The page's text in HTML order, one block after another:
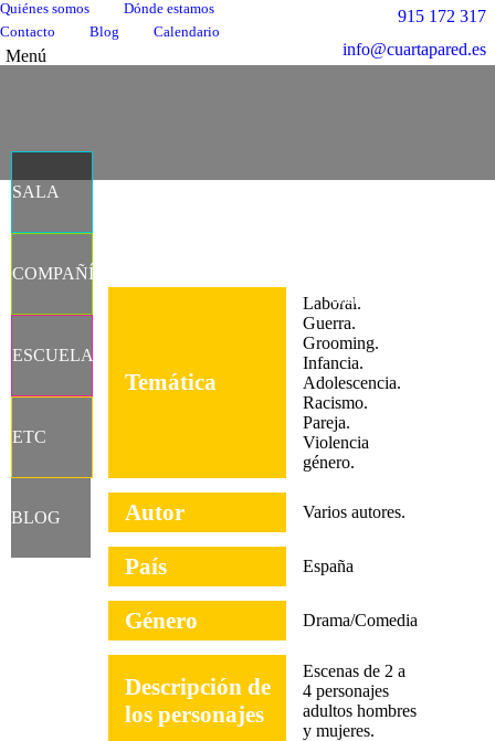
Quiénes somos
Dónde estamos
Contacto
Blog Calendario
Menú
915 172 317
info@cuartapared.es
SALA
COMPAÑÍA
ESCUELA
ETC
BLOG
CALENDAR
Facebook
se
en
nueva
X
página
se
en
página
una
página
una
página
una
Temática
Laboral.
Guerra.
Grooming.
Infancia.
Adolescencia.
Racismo.
Pareja.
Violencia
género.
Autor Varios autores.
País España
Género Drama/Comedia
Descripción de
los personajes
Escenas de 2 a
4 personajes
adultos hombres
y mujeres.